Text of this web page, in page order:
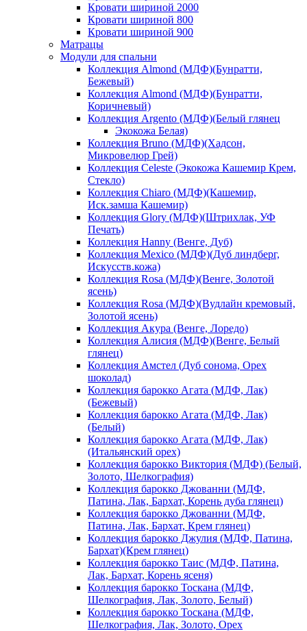
Кровати шириной 2000
Кровати шириной 800
Кровати шириной 900
Матрацы
Модули для спальни
Коллекция Almond (МДФ)(Бунратти,
Бежевый)
Коллекция Almond (МДФ)(Бунратти,
Коричневый)
Коллекция Argento (МДФ)(Белый глянец
Экокожа Белая)
Коллекция Bruno (МДФ)(Хадсон,
Микровелюр Грей)
Коллекция Celeste (Экокожа Кашемир Крем,
Стекло)
Коллекция Chiaro (МДФ)(Кашемир,
Иск.замша Кашемир)
Коллекция Glory (МДФ)(Штрихлак, УФ
Печать)
Коллекция Hanny (Венге, Дуб)
Коллекция Mexico (МДФ)(Дуб линдберг,
Искусств.кожа)
Коллекция Rosa (МДФ)(Венге, Золотой
ясень)
Коллекция Rosa (МДФ)(Вудлайн кремовый,
Золотой ясень)
Коллекция Акура (Венге, Лоредо)
Коллекция Алисия (МДФ)(Венге, Белый
глянец)
Коллекция Амстел (Дуб сонома, Орех
шоколад)
Коллекция барокко Агата (МДФ, Лак)
(Бежевый)
Коллекция барокко Агата (МДФ, Лак)
(Белый)
Коллекция барокко Агата (МДФ, Лак)
(Итальянский орех)
Коллекция барокко Виктория (МДФ) (Белый,
Золото, Шелкография)
Коллекция барокко Джованни (МДФ,
Патина, Лак, Бархат, Корень дуба глянец)
Коллекция барокко Джованни (МДФ,
Патина, Лак, Бархат, Крем глянец)
Коллекция барокко Джулия (МДФ, Патина,
Бархат)(Крем глянец)
Коллекция барокко Таис (МДФ, Патина,
Лак, Бархат, Корень ясеня)
Коллекция барокко Тоскана (МДФ,
Шелкография, Лак, Золото, Белый)
Коллекция барокко Тоскана (МДФ,
Шелкография, Лак, Золото, Орех